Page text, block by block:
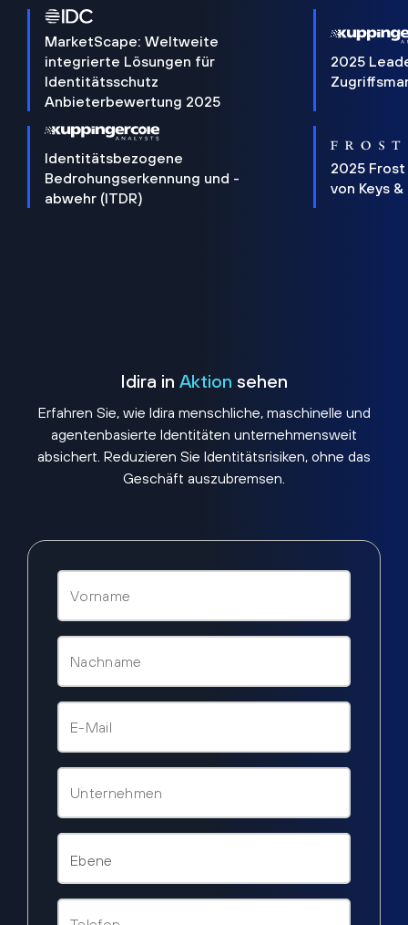
MarketScape: Weltweite
integrierte Lösungen für
Identitätsschutz
Anbieterbewertung 2025
2025
Identitätsbezogene
Bedrohungserkennung und -
abwehr (ITDR)
2025 Frost
von Keys
Idira in Aktion sehen
Erfahren Sie, wie Idira menschliche, maschinelle und
agentenbasierte Identitäten unternehmensweit
absichert. Reduzieren Sie Identitätsrisiken, ohne das
Geschäft auszubremsen.